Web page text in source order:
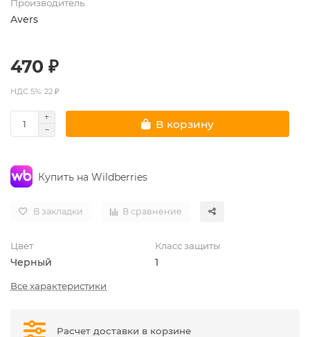
Производитель
Avers
470 ₽
НДС 5%: 22 ₽
В корзину
Купить на Wildberries
В закладки В сравнение
Цвет
Черный
Класс защиты
1
Все характеристики
Расчет доставки в корзине